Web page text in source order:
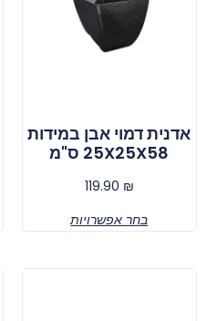
אדנית דמוי אבן במידות
25X25X58 ס"מ
119.90 ₪
בחר אפשרויות